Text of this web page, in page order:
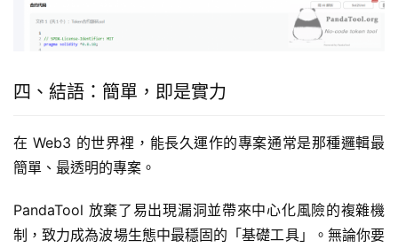
四、結語：簡單，即是實力
在 Web3 的世界裡，能長久運作的專案通常是那種邏輯最
簡單、最透明的專案。
PandaTool 放棄了易出現漏洞並帶來中心化風險的複雜機
制，致力成為波場生態中最穩固的「基礎工具」。無論你要